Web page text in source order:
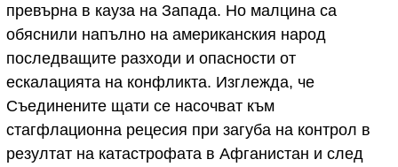
превърна в кауза на Запада. Но малцина са
обяснили напълно на американския народ
последващите разходи и опасности от
ескалацията на конфликта. Изглежда, че
Съединените щати се насочват към
стагфлационна рецесия при загуба на контрол в
резултат на катастрофата в Афганистан и след